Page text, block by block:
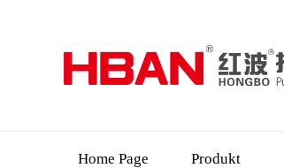
Home Page Produkt